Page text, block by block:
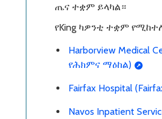
ጤና ተቋም ይላካል።
የKing ካዎንቲ ተቋም
Harborview Medical
የሕክምና ማዕከል)
Fairfax Hospital
Navos Inpatient